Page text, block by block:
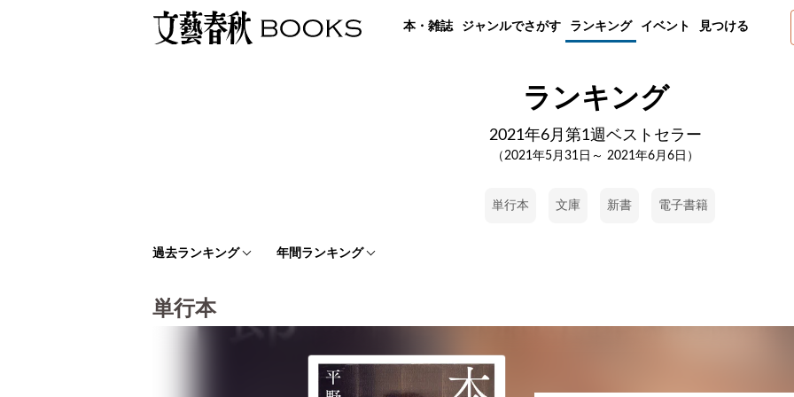
本・雑誌 ジャンルでさがす ランキング イベント 見つける
ランキング
2021年6月第1週ベストセラー
（2021年5月31日～ 2021年6月6日）
単行本 文庫 新書 電子書籍
過去ランキング 年間ランキング
単行本